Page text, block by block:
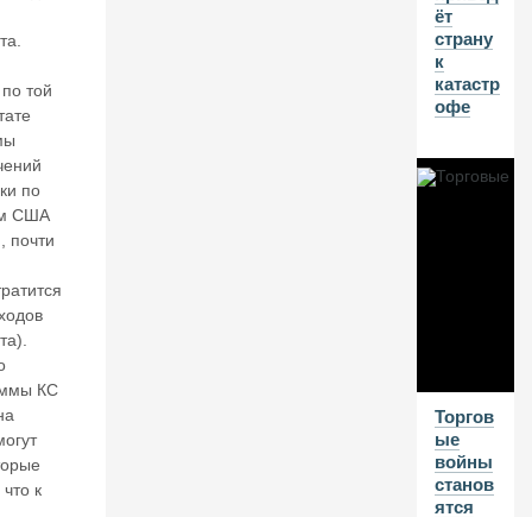
р
ае
м
о
с
о
в
ка
ит
а
л,
той
по
США
почти
КС
к
ёт
страну
к
катастр
офе
Торгов
ые
войны
станов
ятся